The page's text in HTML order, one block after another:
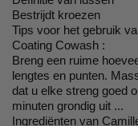
Bestrijdt kroezen
Tips voor het gebruik
Coating Cowash :
Breng een ruime
lengtes en punten.
dat u elke streng goed
minuten grondig uit ...
Ingrediënten van